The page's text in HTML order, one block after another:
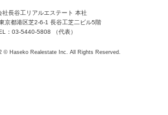
社長谷工リアルエステート 本社
京都港区芝2-6-1 長谷工芝二ビル5階
：03-5440-5808 （代表）
© Haseko Realestate Inc. All Rights Reserved.